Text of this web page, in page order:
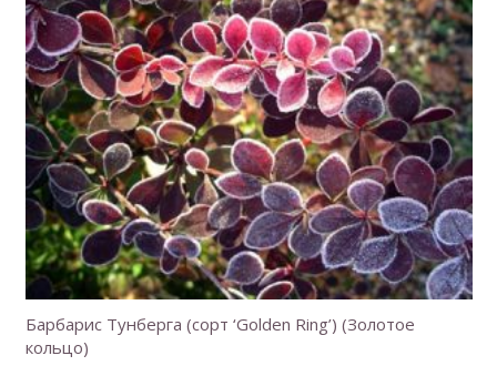
Барбарис Тунберга (сорт ‘Golden Ring’) (Золотое
кольцо)